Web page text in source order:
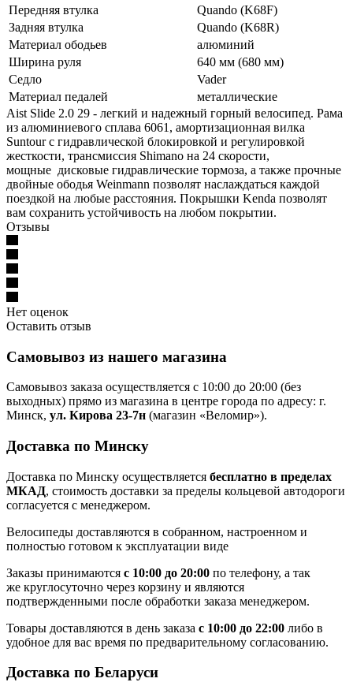
Передняя втулка
Quando (K68F)
Задняя втулка
Quando (K68R)
Материал ободьев
алюминий
Ширина руля
640 мм (680 мм)
Седло
Vader
Материал педалей
металлические
Aist Slide 2.0 29 - легкий и надежный горный велосипед. Рама
из алюминиевого сплава 6061, амортизационная вилка
Suntour с гидравлической блокировкой и регулировкой
жесткости, трансмиссия Shimano на 24 скорости,
мощные дисковые гидравлические тормоза, а также прочные
двойные ободья Weinmann позволят наслаждаться каждой
поездкой на любые расстояния. Покрышки Kenda позволят
вам сохранить устойчивость на любом покрытии.
Отзывы
Нет оценок
Оставить отзыв
Самовывоз из нашего магазина
Самовывоз заказа осуществляется с 10:00 до 20:00 (без
выходных) прямо из магазина в центре города по адресу: г.
Минск, ул. Кирова 23-7н (магазин «Веломир»).
Доставка по Минску
Доставка по Минску осуществляется бесплатно в пределах
МКАД, стоимость доставки за пределы кольцевой автодороги
согласуется с менеджером.
Велосипеды доставляются в собранном, настроенном и
полностью готовом к эксплуатации виде
Заказы принимаются с 10:00 до 20:00 по телефону, а так
же круглосуточно через корзину и являются
подтвержденными после обработки заказа менеджером.
Товары доставляются в день заказа с 10:00 до 22:00 либо в
удобное для вас время по предварительному согласованию.
Доставка по Беларуси